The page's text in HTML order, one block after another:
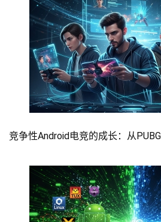
竞争性Android电竞的成长：从